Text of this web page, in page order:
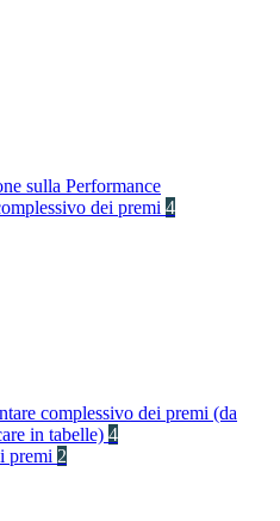
sulla Performance
dei premi 4
complessivo dei premi (da
in tabelle) 4
premi 2